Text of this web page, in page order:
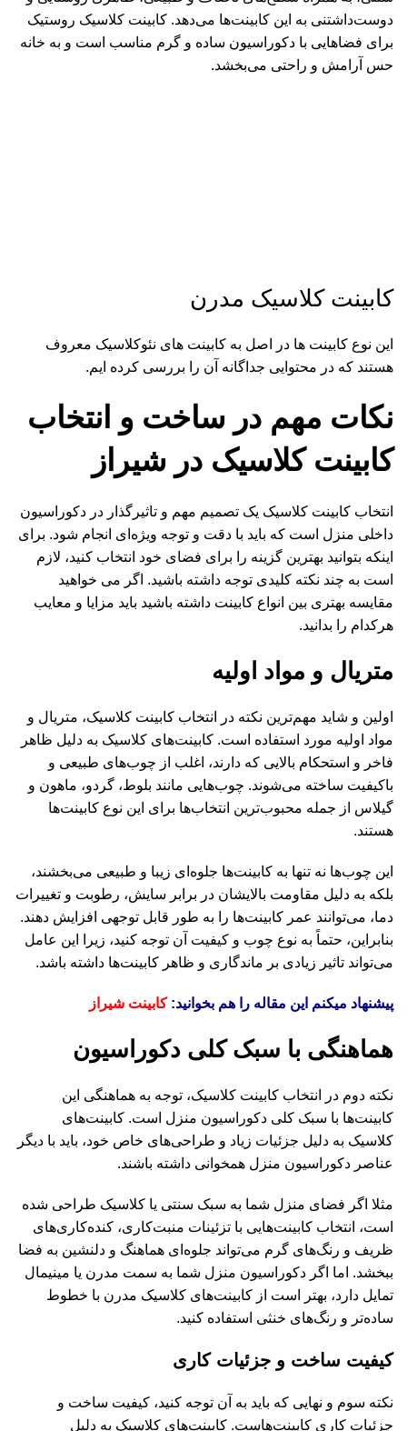
دوست‌داشتنی به این کابینت‌ها می‌دهد. کابینت کلاسیک روستیک
برای فضاهایی با دکوراسیون ساده و گرم مناسب است و به خانه
حس آرامش و راحتی می‌بخشد.
کابینت کلاسیک مدرن
این نوع کابینت ها در اصل به کابینت های نئوکلاسیک معروف
هستند که در محتوایی جداگانه آن را بررسی کرده ایم.
نکات مهم در ساخت و انتخاب
کابینت کلاسیک در شیراز
انتخاب کابینت کلاسیک یک تصمیم مهم و تاثیرگذار در دکوراسیون
داخلی منزل است که باید با دقت و توجه ویژه‌ای انجام شود. برای
اینکه بتوانید بهترین گزینه را برای فضای خود انتخاب کنید، لازم
است به چند نکته کلیدی توجه داشته باشید. اگر می خواهید
مقایسه بهتری بین انواع کابینت داشته باشید باید مزایا و معایب
هرکدام را بدانید.
متریال و مواد اولیه
اولین و شاید مهم‌ترین نکته در انتخاب کابینت کلاسیک، متریال و
مواد اولیه مورد استفاده است. کابینت‌های کلاسیک به دلیل ظاهر
فاخر و استحکام بالایی که دارند، اغلب از چوب‌های طبیعی و
باکیفیت ساخته می‌شوند. چوب‌هایی مانند بلوط، گردو، ماهون و
گیلاس از جمله محبوب‌ترین انتخاب‌ها برای این نوع کابینت‌ها
هستند.
این چوب‌ها نه تنها به کابینت‌ها جلوه‌ای زیبا و طبیعی می‌بخشند،
بلکه به دلیل مقاومت بالایشان در برابر سایش، رطوبت و تغییرات
دما، می‌توانند عمر کابینت‌ها را به طور قابل توجهی افزایش دهند.
بنابراین، حتماً به نوع چوب و کیفیت آن توجه کنید، زیرا این عامل
می‌تواند تاثیر زیادی بر ماندگاری و ظاهر کابینت‌ها داشته باشد.
پیشنهاد میکنم این مقاله را هم بخوانید:کابینت شیراز
هماهنگی با سبک کلی دکوراسیون
نکته دوم در انتخاب کابینت کلاسیک، توجه به هماهنگی این
کابینت‌ها با سبک کلی دکوراسیون منزل است. کابینت‌های
کلاسیک به دلیل جزئیات زیاد و طراحی‌های خاص خود، باید با دیگر
عناصر دکوراسیون منزل همخوانی داشته باشند.
مثلا اگر فضای منزل شما به سبک سنتی یا کلاسیک طراحی شده
است، انتخاب کابینت‌هایی با تزئینات منبت‌کاری، کنده‌کاری‌های
ظریف و رنگ‌های گرم می‌تواند جلوه‌ای هماهنگ و دلنشین به فضا
ببخشد. اما اگر دکوراسیون منزل شما به سمت مدرن یا مینیمال
تمایل دارد، بهتر است از کابینت‌های کلاسیک مدرن با خطوط
ساده‌تر و رنگ‌های خنثی استفاده کنید.
کیفیت ساخت و جزئیات کاری
نکته سوم و نهایی که باید به آن توجه کنید، کیفیت ساخت و
جزئیات کاری کابینت‌هاست. کابینت‌های کلاسیک به دلیل